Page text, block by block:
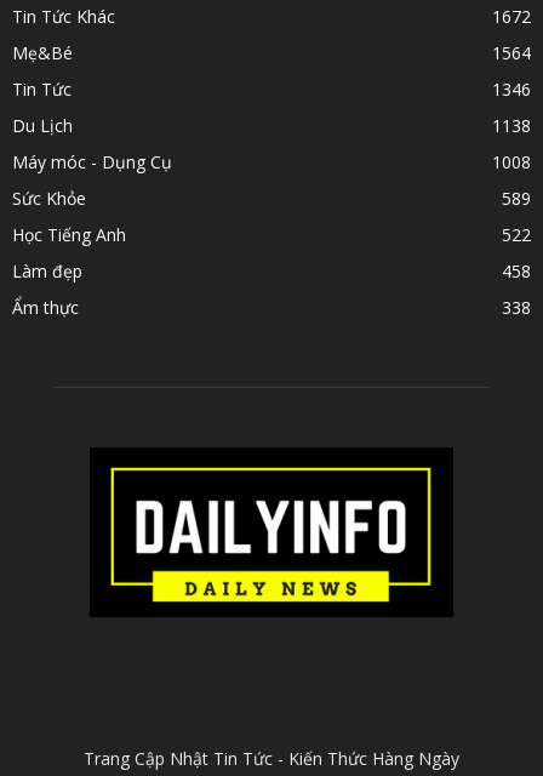
Tin Tức Khác
1672
Mẹ&Bé
1564
Tin Tức
1346
Du Lịch
1138
Máy móc - Dụng Cụ
1008
Sức Khỏe
589
Học Tiếng Anh
522
Làm đẹp
458
Ẩm thực
338
Trang Cập Nhật Tin Tức - Kiến Thức Hàng Ngày